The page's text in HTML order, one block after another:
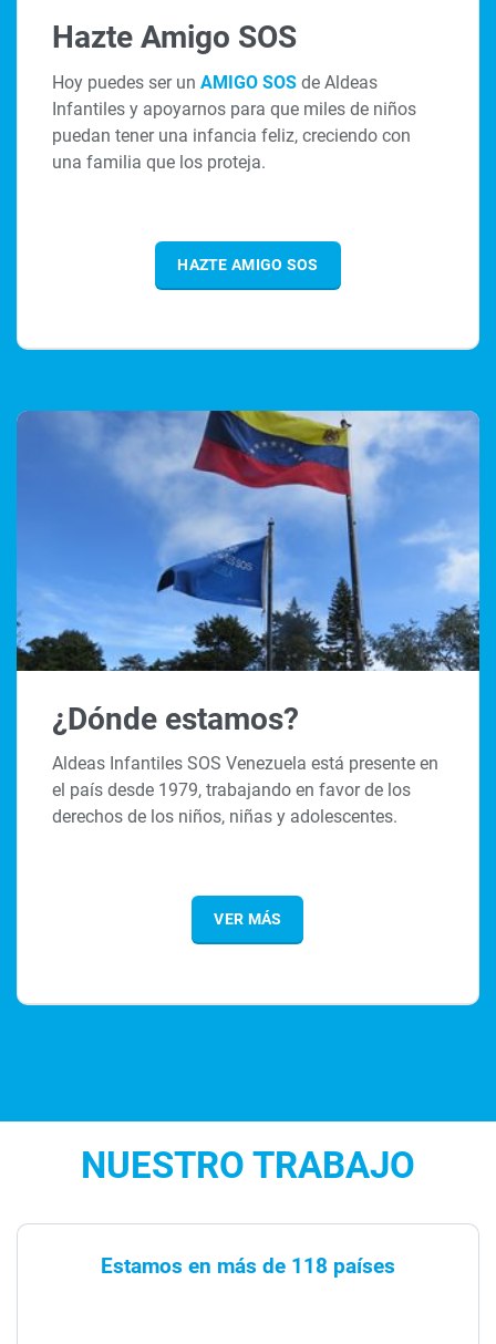
Hazte Amigo SOS
Hoy puedes ser unAMIGO SOS de Aldeas
Infantiles y apoyarnos para que miles de niños
puedan tener una infancia feliz, creciendo con
una familia que los proteja.
HAZTE AMIGO SOS
¿Dónde estamos?
Aldeas Infantiles SOS Venezuela está presente en
el país desde 1979, trabajando en favor de los
derechos de los niños, niñas y adolescentes.
VER MÁS
NUESTRO TRABAJO
Estamos en más de 118 países